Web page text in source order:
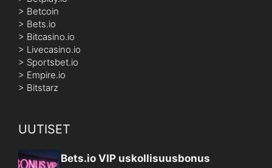
> Betcoin
> Bets.io
> Bitcasino.io
> Livecasino.io
> Sportsbet.io
> Empire.io
> Bitstarz
UUTISET
Bets.io VIP uskollisuusbonus